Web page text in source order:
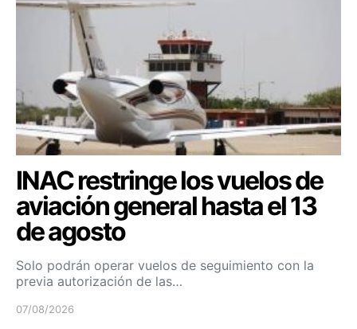
INAC restringe los vuelos de
aviación general hasta el 13
de agosto
Solo podrán operar vuelos de seguimiento con la
previa autorización de las…
07/08/2026